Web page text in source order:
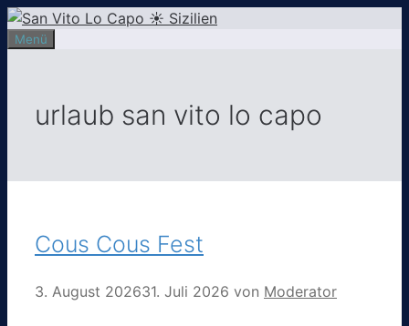
Zum
Inhalt
Menü
urlaub san vito lo capo
Cous Cous Fest
3. August 202631. Juli 2026 von Moderator